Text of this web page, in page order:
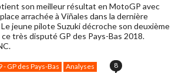
son meilleur résultat en MotoGP avec
arrachée à Viñales dans la dernière
jeune pilote Suzuki décroche son deuxième
très disputé GP des Pays-Bas 2018.
- GP des Pays-Bas Analyses 8